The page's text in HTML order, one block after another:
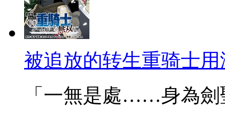
被追放的转生重骑士
「一無是處……身為劍